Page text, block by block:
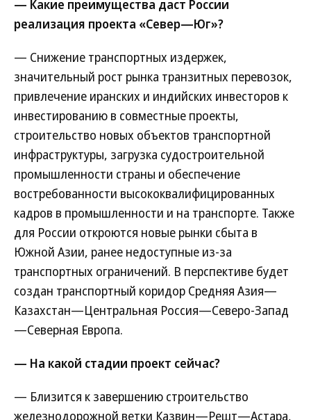
— Какие преимущества даст России
реализация проекта «Север—Юг»?
— Снижение транспортных издержек,
значительный рост рынка транзитных перевозок,
привлечение иранских и индийских инвесторов к
инвестированию в совместные проекты,
строительство новых объектов транспортной
инфраструктуры, загрузка судостроительной
промышленности страны и обеспечение
востребованности высококвалифицированных
кадров в промышленности и на транспорте. Также
для России откроются новые рынки сбыта в
Южной Азии, ранее недоступные из-за
транспортных ограничений. В перспективе будет
создан транспортный коридор Средняя Азия—
Казахстан—Центральная Россия—Северо-Запад
—Северная Европа.
— На какой стадии проект сейчас?
— Близится к завершению строительство
железнодорожной ветки Казвин—Решт—Астара,